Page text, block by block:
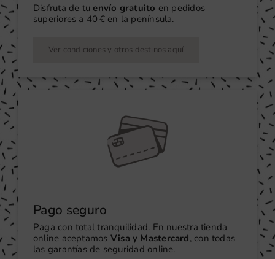
Disfruta de tu envío gratuito en pedidos
superiores a 40 € en la península.
Ver condiciones y otros destinos aquí
Pago seguro
Paga con total tranquilidad. En nuestra tienda
online aceptamos Visa y Mastercard, con todas
las garantías de seguridad online.